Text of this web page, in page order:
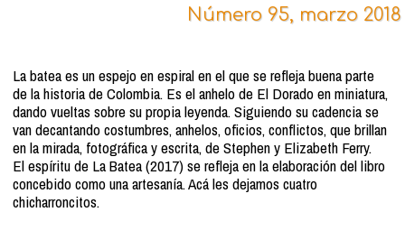
Número 95, marzo 2018
La batea es un espejo en espiral en el que se refleja buena parte
de la historia de Colombia. Es el anhelo de El Dorado en miniatura,
dando vueltas sobre su propia leyenda. Siguiendo su cadencia se
van decantando costumbres, anhelos, oficios, conflictos, que brillan
en la mirada, fotográfica y escrita, de Stephen y Elizabeth Ferry.
El espíritu de La Batea (2017) se refleja en la elaboración del libro
concebido como una artesanía. Acá les dejamos cuatro
chicharroncitos.